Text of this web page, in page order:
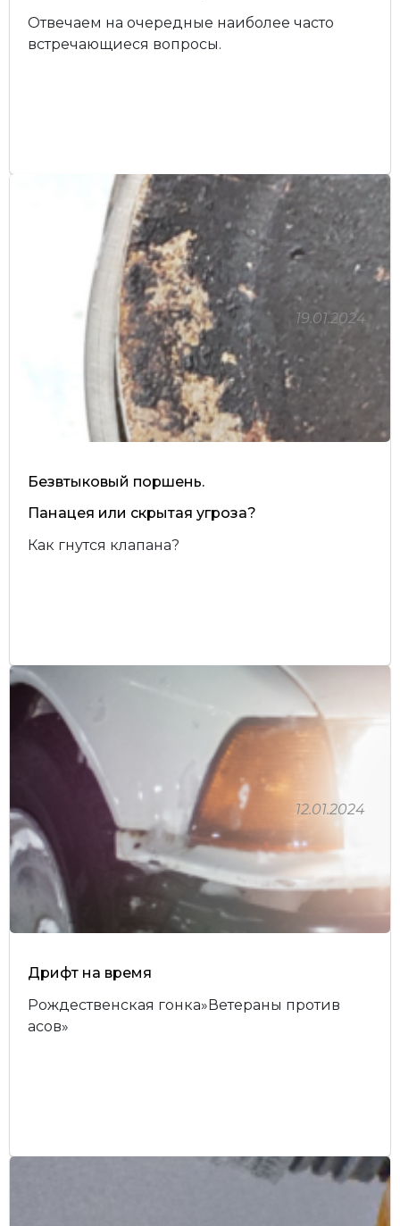
Отвечаем на очередные наиболее часто
встречающиеся вопросы.
Безвтыковый поршень.
Панацея или скрытая угроза?
Как гнутся клапана?
19.01.2024
Дрифт на время
Рождественская гонка»Ветераны против
асов»
12.01.2024